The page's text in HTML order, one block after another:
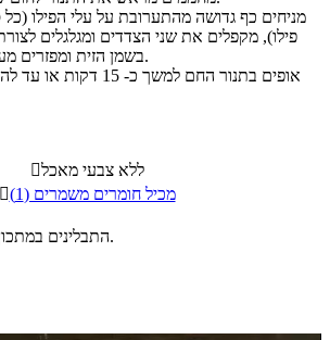
פילו), מקפלים את שני הצדדים ומגלגלים
בשמן הזית ומפזרים מעל את השומשום.
ללא צבעי מאכל

מכיל חומרים משמרים (1)
התבלינים במתכון לפי הטעם האישי.